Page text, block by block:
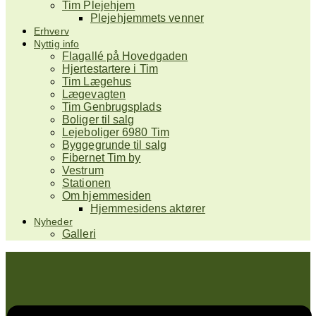
Tim Plejehjem
Plejehjemmets venner
Erhverv
Nyttig info
Flagallé på Hovedgaden
Hjertestartere i Tim
Tim Lægehus
Lægevagten
Tim Genbrugsplads
Boliger til salg
Lejeboliger 6980 Tim
Byggegrunde til salg
Fibernet Tim by
Vestrum
Stationen
Om hjemmesiden
Hjemmesidens aktører
Nyheder
Galleri